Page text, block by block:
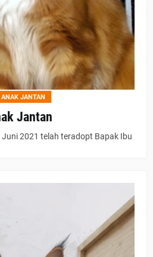
ANAK JANTAN
Jantan
2021 telah teradopt Bapak Ibu